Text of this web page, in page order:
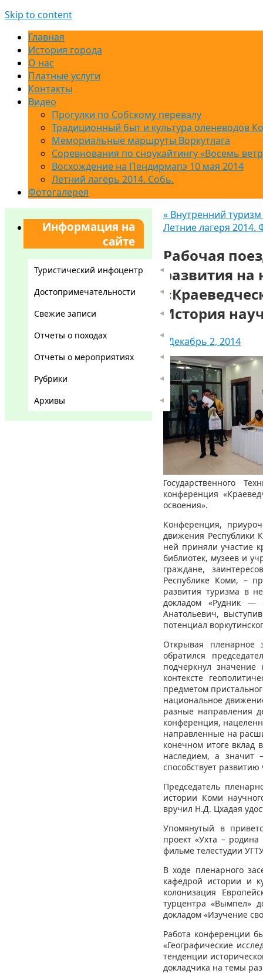
Skip to content
Главная
История города
О нас
Платные услуги
Контакты
Видео
Прогулки по Собскому перевалу
Традиционный быт и культура оленеводов
Мемориальные маршруты Воркутлага
Соревнования по сноукайтингу «Восемь
Восхождение на Пендирмапэ 10 мая 2014
Летний лагерь 2014. Собь.
Фотогалерея
« Внутренний
Летние лагеря
Рабочая
развития
История
Декабрь 2, 2014
Государственного
конференция
освоения».
Конференция,
движения Республики
ней приняли участие
библиотек, музеев и
граждане,
Республике Коми, –
развития туризма в
докладом «Рудник —
Анатольевич,
потенциал
Открывая пленарное
обратился
подчеркнул значение
контексте
предметом
национальное
разные направления
конференция,
направленные на
конечном итоге
наследием, а значит
способствует
Председатель
истории Коми
вручил Н.Д. Цхадая
Упомянутый в
проект «Ухта –
фильме телестудии
В ходе пленарного
кафедрой истории и
колонизация
турцентра «Вымпел»
докладом «Изучение
Работа конференции
«Географические
тенденции
докладчика на темы
Информация на
сайте
Туристический инфоцентр
Достопримечательности
Свежие записи
Отчеты о походах
Отчеты о мероприятиях
Рубрики
Архивы